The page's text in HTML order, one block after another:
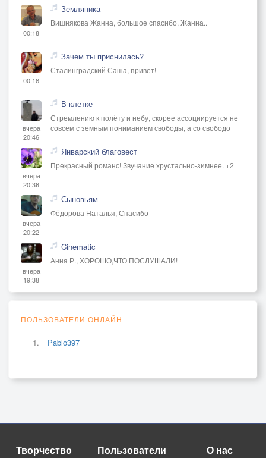
00:18
Земляника
Вишнякова Жанна, большое спасибо, Жанна..
00:16
Зачем ты приснилась?
Сталинградский Саша, привет!
вчера
20:46
В клетке
Стремлению к полёту и небу, скорее ассоциируется не
совсем с земным пониманием свободы, а со свободо
вчера
20:36
Январский благовест
Прекрасный романс! Звучание хрустально-зимнее. +2
вчера
20:22
Сыновьям
Фёдорова Наталья, Спасибо
вчера
19:38
Cinematic
Анна Р., ХОРОШО,ЧТО ПОСЛУШАЛИ!
ПОЛЬЗОВАТЕЛИ ОНЛАЙН
Pablo397
Творчество Пользователи О нас